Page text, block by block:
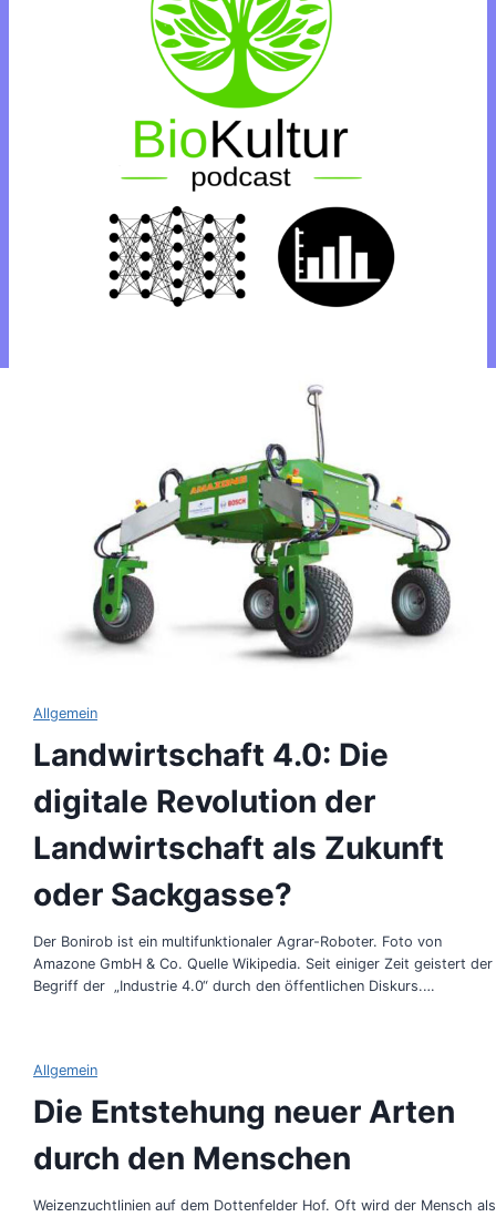
Allgemein
Landwirtschaft 4.0: Die
digitale Revolution der
Landwirtschaft als Zukunft
oder Sackgasse?
Der Bonirob ist ein multifunktionaler Agrar-Roboter. Foto von
Amazone GmbH & Co. Quelle Wikipedia. Seit einiger Zeit geistert der
Begriff der „Industrie 4.0“ durch den öffentlichen Diskurs.…
Allgemein
Die Entstehung neuer Arten
durch den Menschen
Weizenzuchtlinien auf dem Dottenfelder Hof. Oft wird der Mensch als